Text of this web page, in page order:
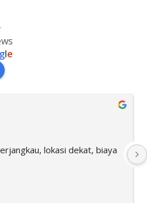
gle
lokasi dekat, biaya